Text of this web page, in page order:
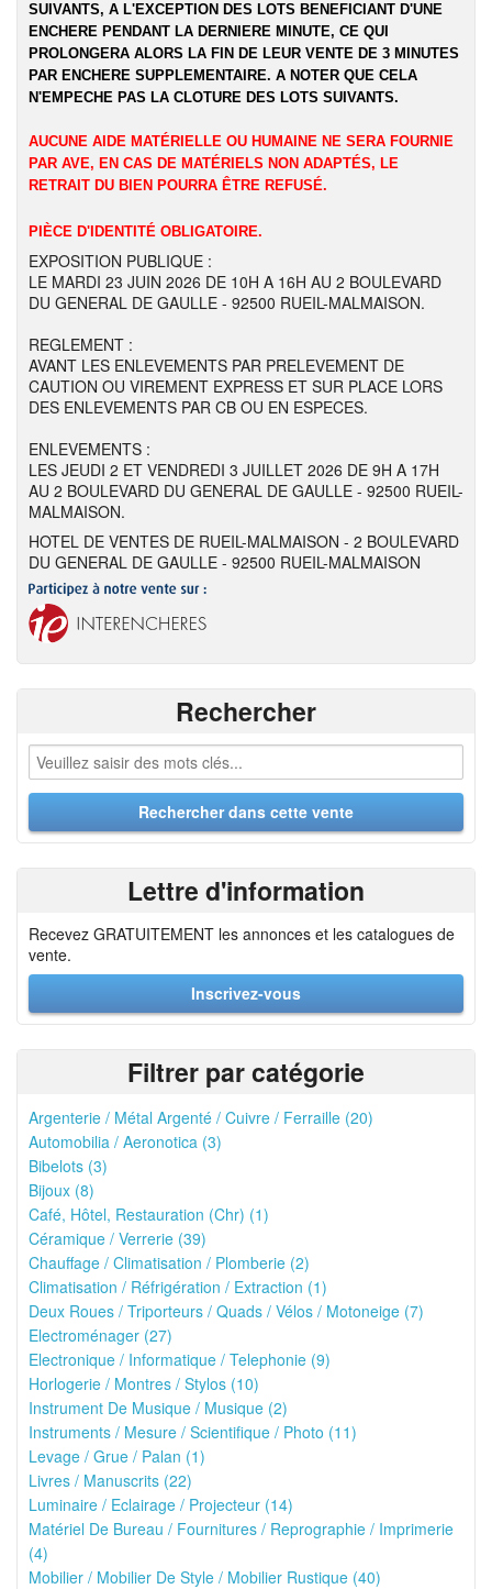
SUIVANTS, A L'EXCEPTION DES LOTS BENEFICIANT D'UNE
ENCHERE PENDANT LA DERNIERE MINUTE, CE QUI
PROLONGERA ALORS LA FIN DE LEUR VENTE DE 3 MINUTES
PAR ENCHERE SUPPLEMENTAIRE. A NOTER QUE CELA
N'EMPECHE PAS LA CLOTURE DES LOTS SUIVANTS.
AUCUNE AIDE MATÉRIELLE OU HUMAINE NE SERA FOURNIE
PAR AVE, EN CAS DE MATÉRIELS NON ADAPTÉS, LE
RETRAIT DU BIEN POURRA ÊTRE REFUSÉ.
PIÈCE D'IDENTITÉ OBLIGATOIRE.
EXPOSITION PUBLIQUE :
LE MARDI 23 JUIN 2026 DE 10H A 16H AU 2 BOULEVARD
DU GENERAL DE GAULLE - 92500 RUEIL-MALMAISON.
REGLEMENT :
AVANT LES ENLEVEMENTS PAR PRELEVEMENT DE
CAUTION OU VIREMENT EXPRESS ET SUR PLACE LORS
DES ENLEVEMENTS PAR CB OU EN ESPECES.
ENLEVEMENTS :
LES JEUDI 2 ET VENDREDI 3 JUILLET 2026 DE 9H A 17H
AU 2 BOULEVARD DU GENERAL DE GAULLE - 92500 RUEIL-
MALMAISON.
HOTEL DE VENTES DE RUEIL-MALMAISON - 2 BOULEVARD
DU GENERAL DE GAULLE - 92500 RUEIL-MALMAISON
Rechercher
Lettre d'information
Recevez GRATUITEMENT les annonces et les catalogues de
vente.
Inscrivez-vous
Filtrer par catégorie
Argenterie / Métal Argenté / Cuivre / Ferraille (20)
Automobilia / Aeronotica (3)
Bibelots (3)
Bijoux (8)
Café, Hôtel, Restauration (Chr) (1)
Céramique / Verrerie (39)
Chauffage / Climatisation / Plomberie (2)
Climatisation / Réfrigération / Extraction (1)
Deux Roues / Triporteurs / Quads / Vélos / Motoneige (7)
Electroménager (27)
Electronique / Informatique / Telephonie (9)
Horlogerie / Montres / Stylos (10)
Instrument De Musique / Musique (2)
Instruments / Mesure / Scientifique / Photo (11)
Levage / Grue / Palan (1)
Livres / Manuscrits (22)
Luminaire / Eclairage / Projecteur (14)
Matériel De Bureau / Fournitures / Reprographie / Imprimerie
(4)
Mobilier / Mobilier De Style / Mobilier Rustique (40)